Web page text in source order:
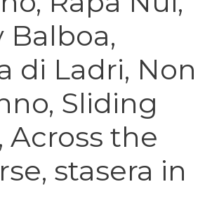
Balboa,
di Ladri, Non
Sliding
Across the
stasera in